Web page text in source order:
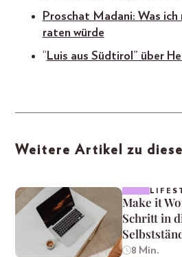
Proschat Madani: Was ich
raten würde
“ Luis aus Südtirol” über
Weitere Artikel zu
Make it
Schritt in
8 Min.